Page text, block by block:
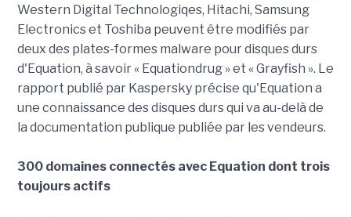
Western Digital Technologiqes, Hitachi, Samsung
Electronics et Toshiba peuvent être modifiés par
deux des plates-formes malware pour disques durs
d'Equation, à savoir « Equationdrug » et « Grayfish ». Le
rapport publié par Kaspersky précise qu'Equation a
une connaissance des disques durs qui va au-delà de
la documentation publique publiée par les vendeurs.
300 domaines connectés avec Equation dont trois
toujours actifs